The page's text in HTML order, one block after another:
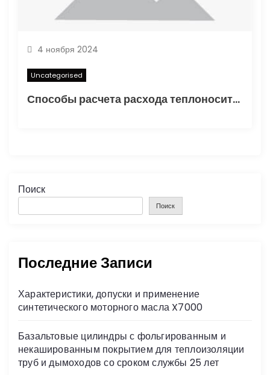
4 ноября 2024
Uncategorised
Способы расчета расхода теплоносителя для системы отопления
Поиск
Поиск
Последние Записи
Характеристики, допуски и применение
синтетического моторного масла X7000
Базальтовые цилиндры с фольгированным и
некашированным покрытием для теплоизоляции
труб и дымоходов со сроком службы 25 лет